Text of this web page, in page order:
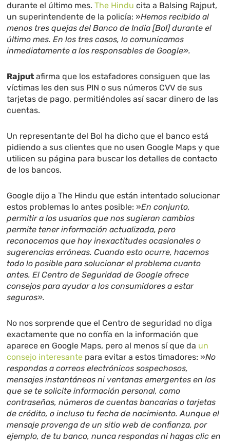
durante el último mes.The Hindu cita a Balsing Rajput,
un superintendente de la policía: »Hemos recibido al
menos tres quejas del Banco de India [BoI] durante el
último mes. En los tres casos, lo comunicamos
inmediatamente a los responsables de Google».
Rajput afirma que los estafadores consiguen que las
víctimas les den sus PIN o sus números CVV de sus
tarjetas de pago, permitiéndoles así sacar dinero de las
cuentas.
Un representante del BoI ha dicho que el banco está
pidiendo a sus clientes que no usen Google Maps y que
utilicen su página para buscar los detalles de contacto
de los bancos.
Google dijo a The Hindu que están intentado solucionar
estos problemas lo antes posible: »En conjunto,
permitir a los usuarios que nos sugieran cambios
permite tener información actualizada, pero
reconocemos que hay inexactitudes ocasionales o
sugerencias erróneas. Cuando esto ocurre, hacemos
todo lo posible para solucionar el problema cuanto
antes. El Centro de Seguridad de Google ofrece
consejos para ayudar a los consumidores a estar
seguros».
No nos sorprende que el Centro de seguridad no diga
exactamente que no confía en la información que
aparece en Google Maps, pero al menos sí que da un
consejo interesante para evitar a estos timadores: »No
respondas a correos electrónicos sospechosos,
mensajes instantáneos ni ventanas emergentes en los
que se te solicite información personal, como
contraseñas, números de cuentas bancarias o tarjetas
de crédito, o incluso tu fecha de nacimiento. Aunque el
mensaje provenga de un sitio web de confianza, por
ejemplo, de tu banco, nunca respondas ni hagas clic en